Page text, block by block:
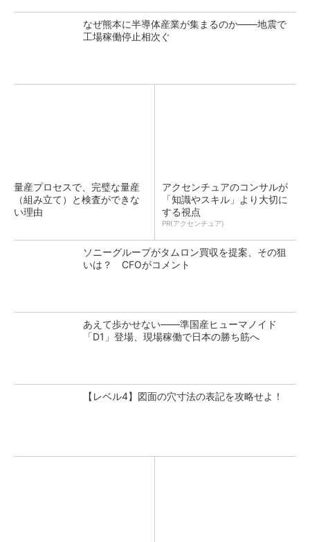
なぜ熊本に半導体産業が集まるのか――地震で
工場稼働停止相次ぐ
量産プロセスで、完璧な量産
（組み立て）と検査ができな
い理由
アクセンチュアのコンサルが
「知識やスキル」より大切に
する視点
PR(アクセンチュア)
ソニーグループがタムロン買収を提案、その狙
いは？ CFOがコメント
あえて歩かせない――準国産ヒューマノイド
「D1」登場、現場稼働で日本の勝ち筋へ
【レベル4】図面の穴寸法の表記を攻略せよ！